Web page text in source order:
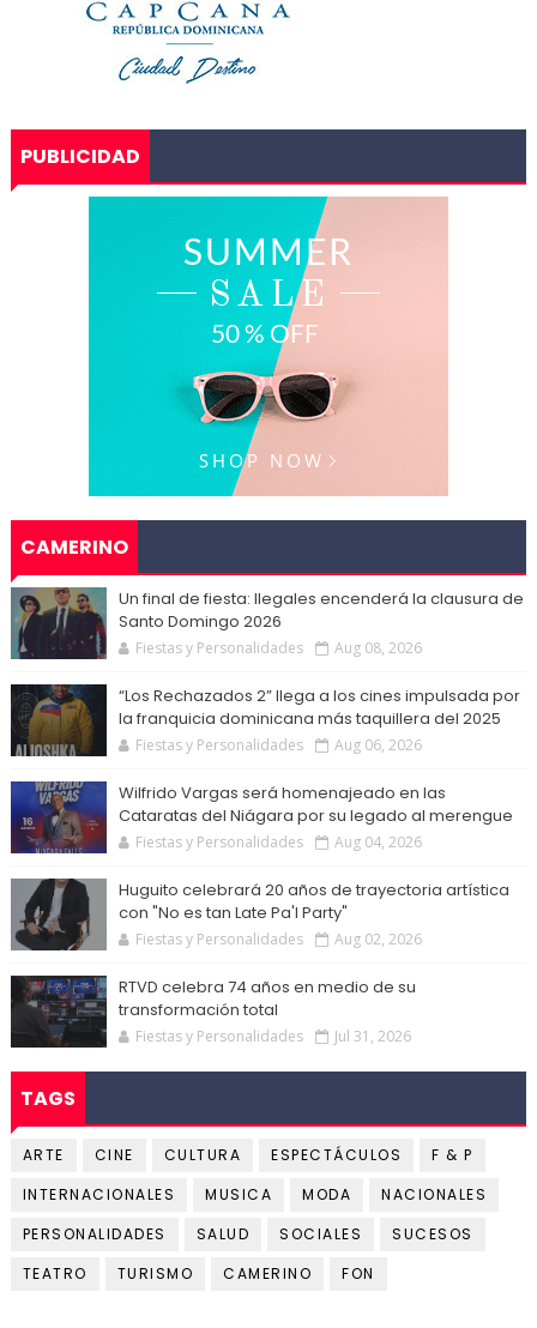
PUBLICIDAD
CAMERINO
Un final de fiesta: Ilegales encenderá la clausura de
Santo Domingo 2026
Fiestas y Personalidades Aug 08, 2026
“Los Rechazados 2” llega a los cines impulsada por
la franquicia dominicana más taquillera del 2025
Fiestas y Personalidades Aug 06, 2026
Wilfrido Vargas será homenajeado en las
Cataratas del Niágara por su legado al merengue
Fiestas y Personalidades Aug 04, 2026
Huguito celebrará 20 años de trayectoria artística
con "No es tan Late Pa'l Party"
Fiestas y Personalidades Aug 02, 2026
RTVD celebra 74 años en medio de su
transformación total
Fiestas y Personalidades Jul 31, 2026
TAGS
ARTE CINE CULTURA ESPECTÁCULOS
F & P
INTERNACIONALES
MUSICA MODA
NACIONALES
PERSONALIDADES
SALUD SOCIALES
SUCESOS
TEATRO
TURISMO CAMERINO FON